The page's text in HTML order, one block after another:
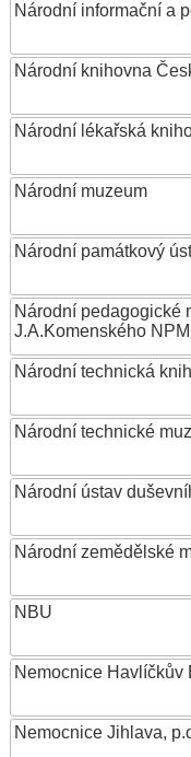
Národní informační a
Národní knihovna
Národní lékařská
Národní muzeum
Národní památkový
Národní pedagogické
J.A.Komenského
Národní technická
Národní technické
Národní ústav
Národní zemědělské
NBU
Nemocnice Havlíčkův
Nemocnice Jihlava,